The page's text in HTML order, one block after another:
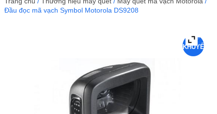
Đầu đọc mã vạch Symbol Motorola DS9208
KHUYẾN